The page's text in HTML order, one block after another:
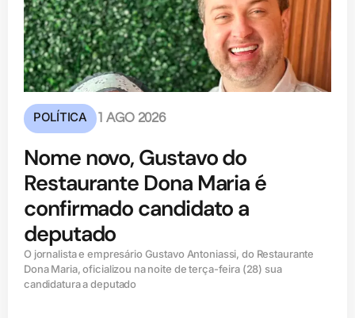
POLÍTICA 1 AGO 2026
Nome novo, Gustavo do
Restaurante Dona Maria é
confirmado candidato a
deputado
O jornalista e empresário Gustavo Antoniassi, do Restaurante
Dona Maria, oficializou na noite de terça-feira (28) sua
candidatura a deputado